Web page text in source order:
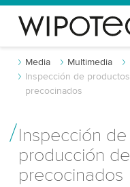
Media Multimedia
Inspección de
precocinados
Inspección
producción
precocinados